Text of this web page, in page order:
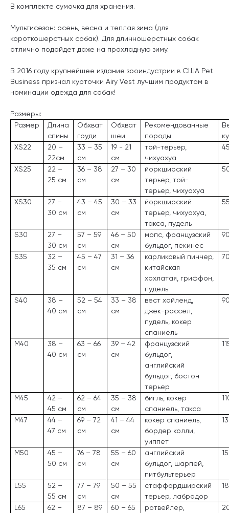
В комплекте сумочка для хранения.
Мультисезон: осень, весна и теплая зима (для
короткошерстных собак). Для длинношерстных собак
отлично подойдет даже на прохладную зиму.
В 2016 году крупнейшее издание зооиндустрии в США Pet
Business признал курточки Airy Vest лучшим продуктом в
номинации одежда для собак!
Размеры:
Размер
Длина
спины
Обхват
груди
Обхват
шеи
Рекомендованные
породы
XS22
20 –
22см
33 – 35
см
19 - 21
см
той-терьер,
чихуахуа
XS25
22 –
25 см
36 – 38
см
27 – 30
см
йоркширский
терьер, той-
терьер, чихуахуа
XS30
27 –
30 см
43 – 45
см
30 – 33
см
йоркширский
терьер, чихуахуа,
такса, пудель
S30
27 –
30 см
57 – 59
см
46 – 50
см
мопс, французский
бульдог, пекинес
S35
32 –
35 см
45 – 47
см
31 – 36
см
карликовый пинчер,
китайская
хохлатая, гриффон,
пудель
S40
38 –
40 см
52 – 54
см
33 – 38
см
вест хайленд,
джек-рассел,
пудель, кокер
спаниель
M40
38 –
40 см
63 – 66
см
39 – 42
см
французский
бульдог,
английский
бульдог, бостон
терьер
M45
42 –
45 см
62 – 64
см
35 – 38
см
бигль, кокер
спаниель, такса
M47
44 –
47 см
69 – 72
см
41 – 44
см
кокер спаниель,
бордер колли,
уиппет
M50
45 –
50 см
76 – 78
см
55 – 60
см
английский
бульдог, шарпей,
питбультерьер
L55
52 –
55 см
77 – 79
см
50 – 55
см
стаффордширский
терьер, лабрадор
L65
62 –
87 – 89
60 – 65
ротвейлер,